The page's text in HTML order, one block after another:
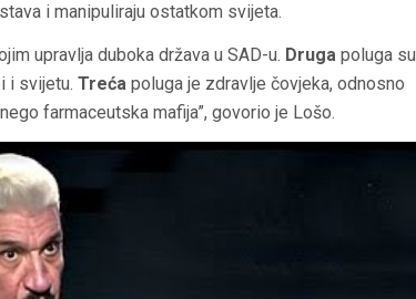
i manipuliraju ostatkom svijeta.
upravlja duboka država u SAD-u. Druga poluga su
i svijetu. Treća poluga je zdravlje čovjeka, odnosno
farmaceutska mafija”, govorio je Lošo.